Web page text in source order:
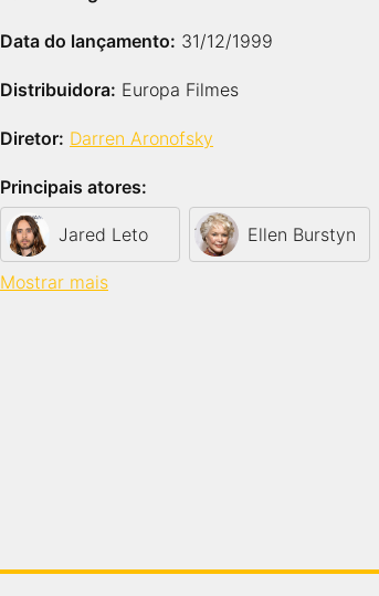
Data do lançamento: 31/12/1999
Distribuidora: Europa Filmes
Diretor: Darren Aronofsky
Principais atores:
Jared Leto Ellen Burstyn
Mostrar mais